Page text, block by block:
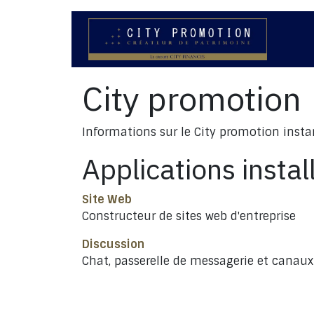
City promotion
Informations sur le City promotion
Applications
Site Web
Constructeur de sites web d'entreprise
Discussion
Chat, passerelle de messagerie et